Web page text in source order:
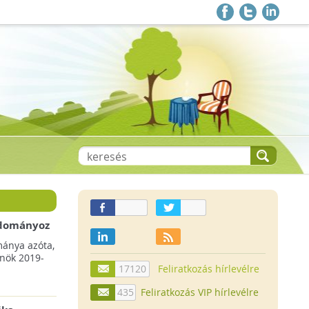
azóta,
2019-
17120
Feliratkozás hírlevélre
435
Feliratkozás VIP hírlevélre